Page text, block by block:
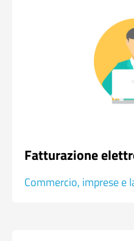
Fatturazione
Commercio, imprese e